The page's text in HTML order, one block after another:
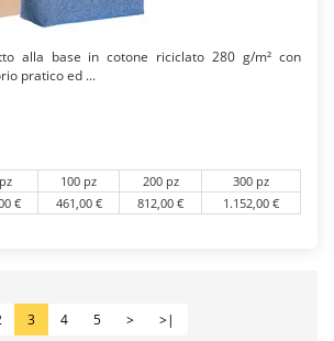
alla base in cotone riciclato 280 g/m² con
pratico ed ...
100 pz 200 pz
300 pz
€ 461,00 € 812,00 € 1.152,00 €
3 4 5 > >|